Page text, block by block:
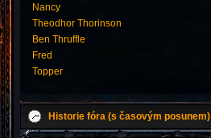
Nancy
Theodhor Thorinson
Ben Thruffle
Fred
Topper
Historie fóra (s časovým posunem)